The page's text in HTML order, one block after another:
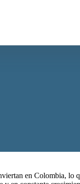
en Colombia, lo